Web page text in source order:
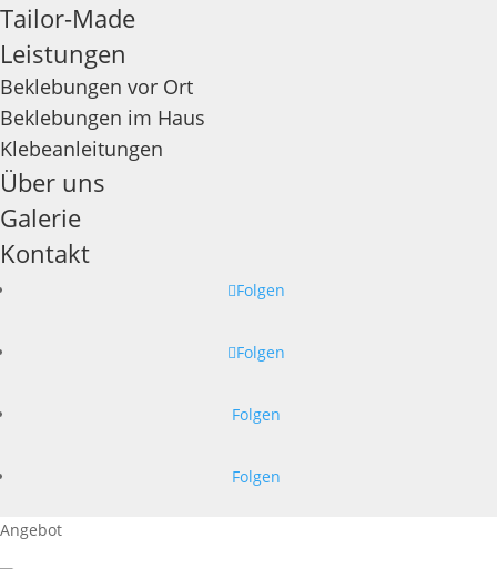
Tailor-Made
Leistungen
Beklebungen vor Ort
Beklebungen im Haus
Klebeanleitungen
Über uns
Galerie
Kontakt
Folgen
Folgen
Folgen
Folgen
Angebot